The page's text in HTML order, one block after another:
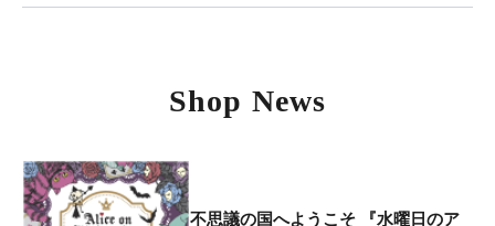
Shop News
不思議の国へようこそ 『水曜日のア